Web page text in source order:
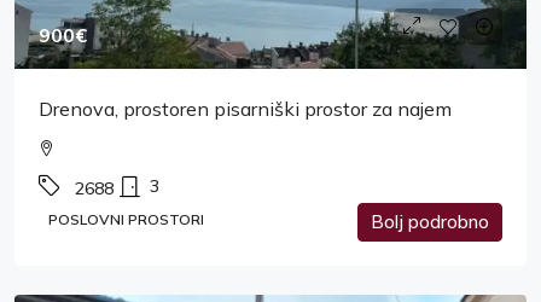
900€
Drenova, prostoren pisarniški prostor za najem
2688 3
POSLOVNI PROSTORI Bolj podrobno